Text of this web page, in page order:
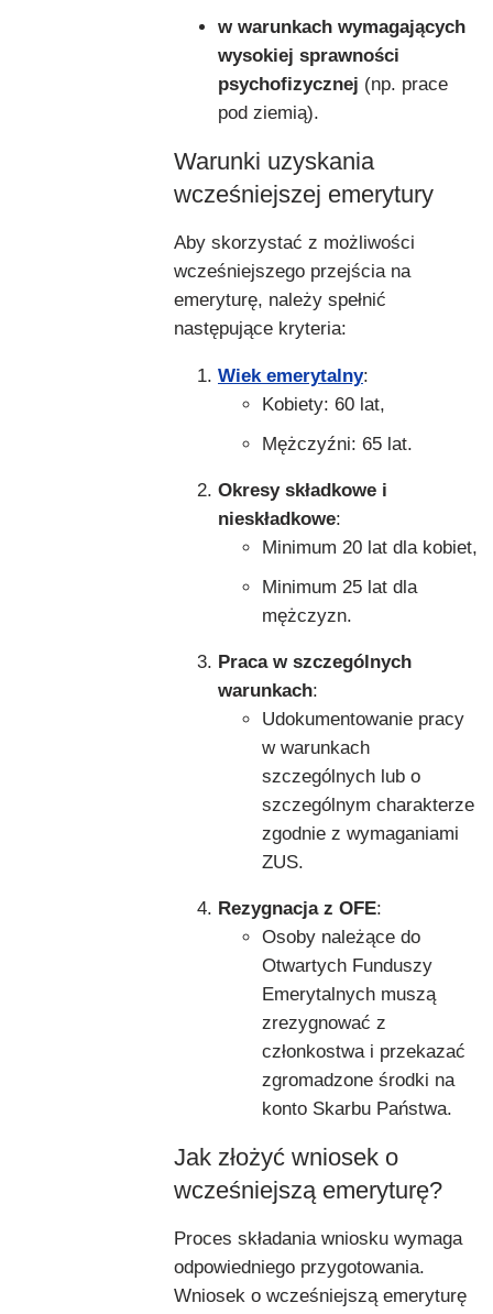
w warunkach wymagających
wysokiej sprawności
psychofizycznej (np. prace
pod ziemią).
Warunki uzyskania
wcześniejszej emerytury
Aby skorzystać z możliwości
wcześniejszego przejścia na
emeryturę, należy spełnić
następujące kryteria:
Wiek emerytalny:
Kobiety: 60 lat,
Mężczyźni: 65 lat.
Okresy składkowe i
nieskładkowe:
Minimum 20 lat dla kobiet,
Minimum 25 lat dla
mężczyzn.
Praca w szczególnych
warunkach:
Udokumentowanie pracy
w warunkach
szczególnych lub o
szczególnym charakterze
zgodnie z wymaganiami
ZUS.
Rezygnacja z OFE:
Osoby należące do
Otwartych Funduszy
Emerytalnych muszą
zrezygnować z
członkostwa i przekazać
zgromadzone środki na
konto Skarbu Państwa.
Jak złożyć wniosek o
wcześniejszą emeryturę?
Proces składania wniosku wymaga
odpowiedniego przygotowania.
Wniosek o wcześniejszą emeryturę